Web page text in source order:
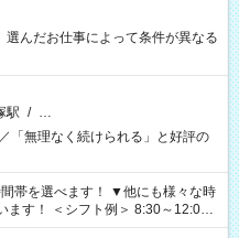
んだお仕事によって条件が異なる
駅 / …
「無理なく続けられる」と好評の
す！ ▼他にも様々な時
ます！ ＜シフト例＞ 8:30～12:00
22:00～翌6:00 など